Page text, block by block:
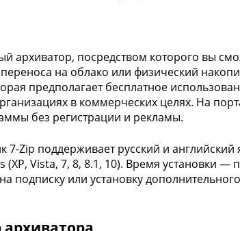
архиватор, посредством которого вы
на облако или физический
предполагает бесплатное
в коммерческих целях. На
без регистрации и рекламы.
7-Zip поддерживает русский и английский
Vista, 7, 8, 8.1, 10). Время установки —
подписку или установку